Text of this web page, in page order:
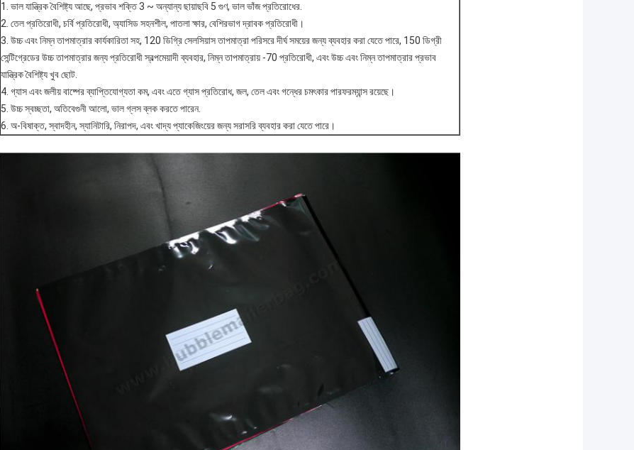
1. ভাল যান্ত্রিক বৈশিষ্ট্য আছে, প্রভাব শক্তি 3 ~ অন্যান্য ছায়াছবি 5 গুণ, ভাল ভাঁজ প্রতিরোধের.
2. তেল প্রতিরোধী, চর্বি প্রতিরোধী, অ্যাসিড সহনশীল, পাতলা ক্ষার, বেশিরভাগ দ্রাবক প্রতিরোধী।
3. উচ্চ এবং নিম্ন তাপমাত্রার কার্যকারিতা সহ, 120 ডিগ্রি সেলসিয়াস তাপমাত্রা পরিসরে দীর্ঘ সময়ের জন্য ব্যবহার করা যেতে পারে, 150 ডিগ্রী
সেন্টিগ্রেডের উচ্চ তাপমাত্রার জন্য প্রতিরোধী স্বল্পমেয়াদী ব্যবহার, নিম্ন তাপমাত্রায় -70 প্রতিরোধী, এবং উচ্চ এবং নিম্ন তাপমাত্রার প্রভাব
যান্ত্রিক বৈশিষ্ট্য খুব ছোট.
4. গ্যাস এবং জলীয় বাষ্পের ব্যাপ্তিযোগ্যতা কম, এবং এতে গ্যাস প্রতিরোধ, জল, তেল এবং গন্ধের চমৎকার পারফরম্যান্স রয়েছে।
5. উচ্চ স্বচ্ছতা, অতিবেগুনী আলো, ভাল গ্লস ব্লক করতে পারেন.
6. অ-বিষাক্ত, স্বাদহীন, স্যানিটারি, নিরাপদ, এবং খাদ্য প্যাকেজিংয়ের জন্য সরাসরি ব্যবহার করা যেতে পারে।